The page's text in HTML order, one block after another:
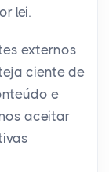
lei.
externos
ciente de
e
aceitar